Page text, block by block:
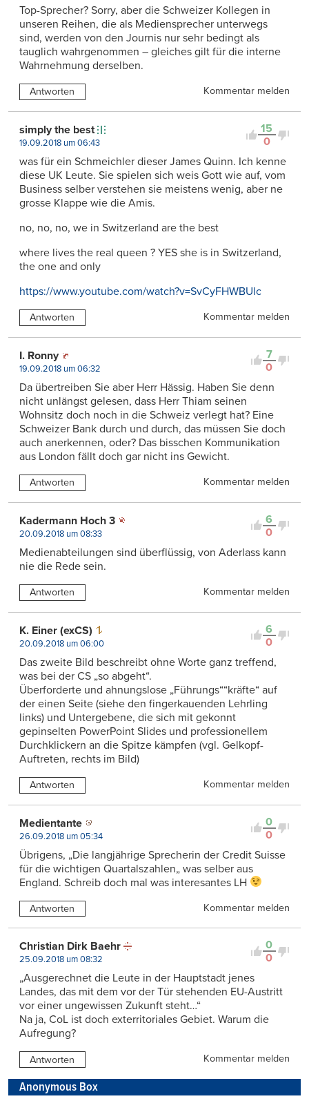
Top-Sprecher? Sorry, aber die Schweizer Kollegen in
unseren Reihen, die als Mediensprecher unterwegs
sind, werden von den Journis nur sehr bedingt als
tauglich wahrgenommen – gleiches gilt für die interne
Wahrnehmung derselben.
Antworten Kommentar melden
15
0
simply the best
19.09.2018 um 06:43
was für ein Schmeichler dieser James Quinn. Ich kenne
diese UK Leute. Sie spielen sich weis Gott wie auf, vom
Business selber verstehen sie meistens wenig, aber ne
grosse Klappe wie die Amis.
no, no, no, we in Switzerland are the best
where lives the real queen ? YES she is in Switzerland,
the one and only
https://www.youtube.com/watch?v=SvCyFHWBUlc
Antworten Kommentar melden
7
0
I. Ronny
19.09.2018 um 06:32
Da übertreiben Sie aber Herr Hässig. Haben Sie denn
nicht unlängst gelesen, dass Herr Thiam seinen
Wohnsitz doch noch in die Schweiz verlegt hat? Eine
Schweizer Bank durch und durch, das müssen Sie doch
auch anerkennen, oder? Das bisschen Kommunikation
aus London fällt doch gar nicht ins Gewicht.
Antworten Kommentar melden
6
0
Kadermann Hoch 3
20.09.2018 um 08:33
Medienabteilungen sind überflüssig, von Aderlass kann
nie die Rede sein.
Antworten Kommentar melden
6
0
K. Einer (exCS)
20.09.2018 um 06:00
Das zweite Bild beschreibt ohne Worte ganz treffend,
was bei der CS „so abgeht“.
Überforderte und ahnungslose „Führungs““kräfte“ auf
der einen Seite (siehe den fingerkauenden Lehrling
links) und Untergebene, die sich mit gekonnt
gepinselten PowerPoint Slides und professionellem
Durchklickern an die Spitze kämpfen (vgl. Gelkopf-
Auftreten, rechts im Bild)
Antworten Kommentar melden
0
0
Medientante
26.09.2018 um 05:34
Übrigens, „Die langjährige Sprecherin der Credit Suisse
für die wichtigen Quartalszahlen„ was selber aus
England. Schreib doch mal was interesantes LH
Antworten Kommentar melden
0
0
Christian Dirk Baehr
25.09.2018 um 08:32
„Ausgerechnet die Leute in der Hauptstadt jenes
Landes, das mit dem vor der Tür stehenden EU-Austritt
vor einer ungewissen Zukunft steht…“
Na ja, CoL ist doch exterritoriales Gebiet. Warum die
Aufregung?
Antworten Kommentar melden
Anonymous Box